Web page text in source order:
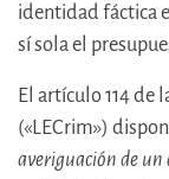
identidad fáctica
sí sola el
El artículo 114 de
(«LECrim»)
averiguación de